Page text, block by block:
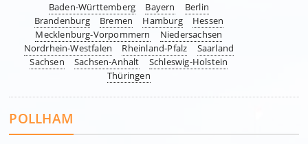
Baden-Württemberg Bayern
Berlin
Brandenburg
Bremen Hamburg
Hessen
Mecklenburg-Vorpommern
Niedersachsen
Nordrhein-Westfalen
Rheinland-Pfalz
Saarland
Sachsen
Sachsen-Anhalt
Schleswig-Holstein
Thüringen
POLLHAM